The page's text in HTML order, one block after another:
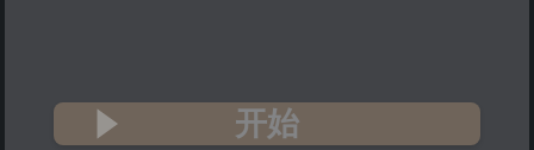
开始